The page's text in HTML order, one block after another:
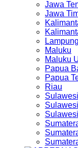
Jawa
Jawa
Lampung
Maluku
Maluku
Papua
Papua
Riau